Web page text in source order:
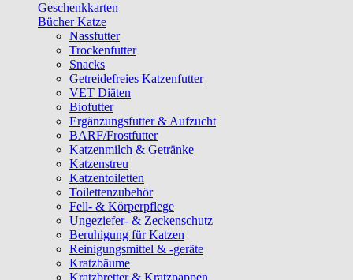
Geschenkkarten
Bücher Katze
Nassfutter
Trockenfutter
Snacks
Getreidefreies Katzenfutter
VET Diäten
Biofutter
Ergänzungsfutter & Aufzucht
BARF/Frostfutter
Katzenmilch & Getränke
Katzenstreu
Katzentoiletten
Toilettenzubehör
Fell- & Körperpflege
Ungeziefer- & Zeckenschutz
Beruhigung für Katzen
Reinigungsmittel & -geräte
Kratzbäume
Kratzbretter & Kratzpappen